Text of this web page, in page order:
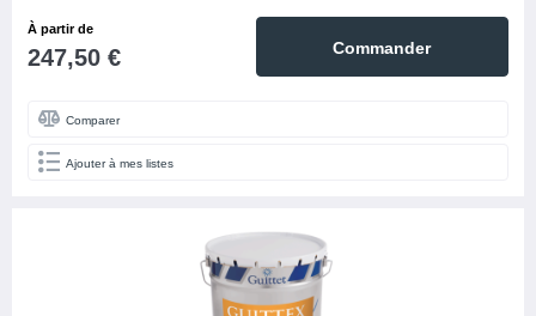
À partir de
247,50 € Commander
Comparer
Ajouter à mes listes